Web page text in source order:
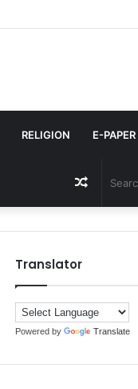
RELIGION E-PAPER
Random
Article
Translator
Powered by Translate